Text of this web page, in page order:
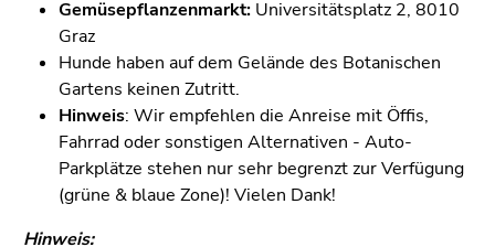
Gemüsepflanzenmarkt: Universitätsplatz 2, 8010
Graz
Hunde haben auf dem Gelände des Botanischen
Gartens keinen Zutritt.
Hinweis: Wir empfehlen die Anreise mit Öffis,
Fahrrad oder sonstigen Alternativen - Auto-
Parkplätze stehen nur sehr begrenzt zur Verfügung
(grüne & blaue Zone)! Vielen Dank!
Hinweis: